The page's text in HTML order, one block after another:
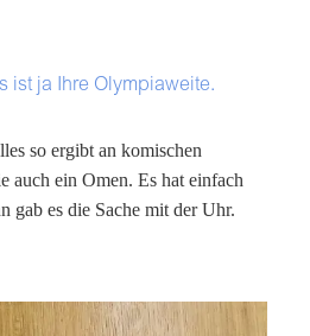
ist ja Ihre Olympiaweite.
so ergibt an komischen
auch ein Omen. Es hat einfach
gab es die Sache mit der Uhr.